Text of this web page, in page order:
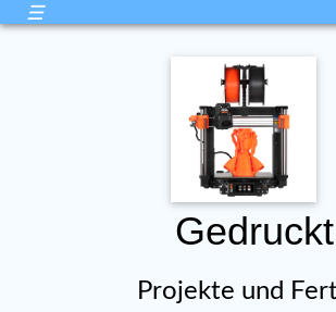
☰
Projekte und